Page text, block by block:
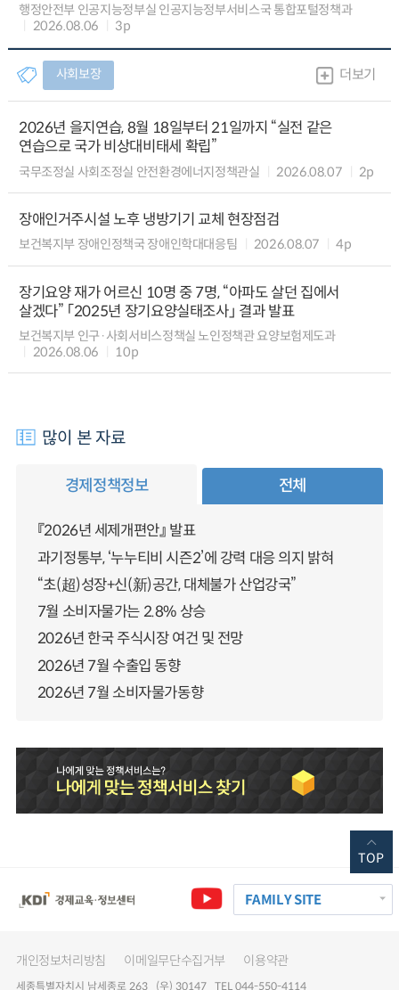
행정안전부 인공지능정부실 인공지능정부서비스국 통합포털정책과
2026.08.06
3p
사회보장 더보기
2026년 을지연습, 8월 18일부터 21일까지 “실전 같은
연습으로 국가 비상대비태세 확립”
국무조정실 사회조정실 안전환경에너지정책관실 2026.08.07 2p
장애인거주시설 노후 냉방기기 교체 현장점검
보건복지부 장애인정책국 장애인학대대응팀 2026.08.07 4p
장기요양 재가 어르신 10명 중 7명, “아파도 살던 집에서
살겠다” 「2025년 장기요양실태조사」 결과 발표
보건복지부 인구·사회서비스정책실 노인정책관 요양보험제도과
2026.08.06
10p
많이 본 자료
경제정책정보 전체
『2026년 세제개편안』 발표
과기정통부, ‘누누티비 시즌2’에 강력 대응 의지 밝혀
“초(超)성장+신(新)공간, 대체불가 산업강국”
7월 소비자물가는 2.8% 상승
2026년 한국 주식시장 여건 및 전망
2026년 7월 수출입 동향
2026년 7월 소비자물가동향
FAMILY SITE
개인정보처리방침 이메일무단수집거부 이용약관
세종특별자치시 남세종로 263 (우) 30147 TEL 044-550-4114
TOP